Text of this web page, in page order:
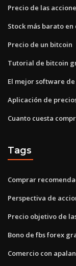
Precio de las
Stock más barato
Precio de un bitcoin
Tutorial de bitcoin
El mejor software
Aplicación de
Cuanto cuesta
Tags
Comprar
Perspectiva de
Precio objetivo de
Bono de fbs forex
Comercio con